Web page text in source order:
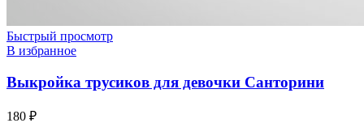
Быстрый просмотр
В избранное
Выкройка трусиков для девочки Санторини
180 ₽